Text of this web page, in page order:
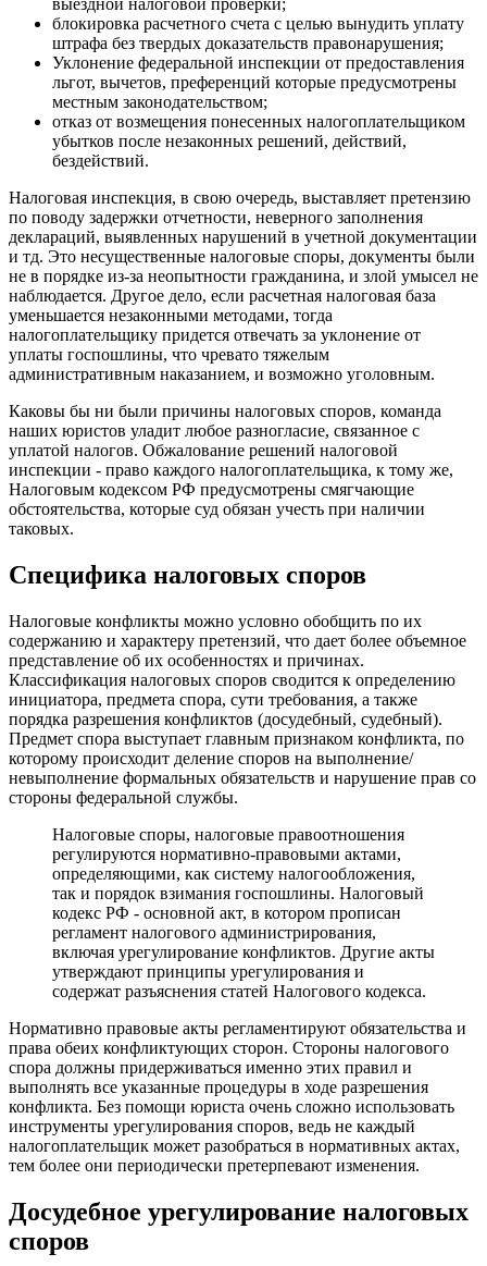
блокировка расчетного счета с целью вынудить уплату
штрафа без твердых доказательств правонарушения;
Уклонение федеральной инспекции от предоставления
льгот, вычетов, преференций которые предусмотрены
местным законодательством;
отказ от возмещения понесенных налогоплательщиком
убытков после незаконных решений, действий,
бездействий.
Налоговая инспекция, в свою очередь, выставляет претензию
по поводу задержки отчетности, неверного заполнения
деклараций, выявленных нарушений в учетной документации
и тд. Это несущественные налоговые споры, документы были
не в порядке из-за неопытности гражданина, и злой умысел не
наблюдается. Другое дело, если расчетная налоговая база
уменьшается незаконными методами, тогда
налогоплательщику придется отвечать за уклонение от
уплаты госпошлины, что чревато тяжелым
административным наказанием, и возможно уголовным.
Каковы бы ни были причины налоговых споров, команда
наших юристов уладит любое разногласие, связанное с
уплатой налогов. Обжалование решений налоговой
инспекции - право каждого налогоплательщика, к тому же,
Налоговым кодексом РФ предусмотрены смягчающие
обстоятельства, которые суд обязан учесть при наличии
таковых.
Специфика налоговых споров
Налоговые конфликты можно условно обобщить по их
содержанию и характеру претензий, что дает более объемное
представление об их особенностях и причинах.
Классификация налоговых споров сводится к определению
инициатора, предмета спора, сути требования, а также
порядка разрешения конфликтов (досудебный, судебный).
Предмет спора выступает главным признаком конфликта, по
которому происходит деление споров на выполнение/
невыполнение формальных обязательств и нарушение прав со
стороны федеральной службы.
Налоговые споры, налоговые правоотношения
регулируются нормативно-правовыми актами,
определяющими, как систему налогообложения,
так и порядок взимания госпошлины. Налоговый
кодекс РФ - основной акт, в котором прописан
регламент налогового администрирования,
включая урегулирование конфликтов. Другие акты
утверждают принципы урегулирования и
содержат разъяснения статей Налогового кодекса.
Нормативно правовые акты регламентируют обязательства и
права обеих конфликтующих сторон. Стороны налогового
спора должны придерживаться именно этих правил и
выполнять все указанные процедуры в ходе разрешения
конфликта. Без помощи юриста очень сложно использовать
инструменты урегулирования споров, ведь не каждый
налогоплательщик может разобраться в нормативных актах,
тем более они периодически претерпевают изменения.
Досудебное урегулирование налоговых
споров